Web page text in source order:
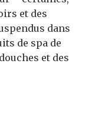
et des
dans
de spa de
et des